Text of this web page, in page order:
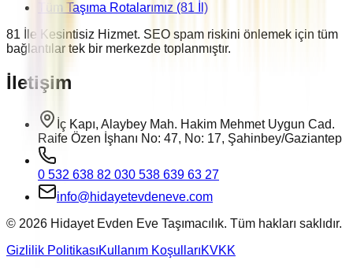
Tüm Taşıma Rotalarımız (81 İl)
81 İle Kesintisiz Hizmet. SEO spam riskini önlemek için tüm
bağlantılar tek bir merkezde toplanmıştır.
İletişim
İç Kapı, Alaybey Mah. Hakim Mehmet Uygun Cad.
Raife Özen İşhanı No: 47, No: 17, Şahinbey/Gaziantep
0 532 638 82 030 538 639 63 27
info@hidayetevdeneve.com
© 2026 Hidayet Evden Eve Taşımacılık. Tüm hakları saklıdır.
Gizlilik PolitikasıKullanım KoşullarıKVKK